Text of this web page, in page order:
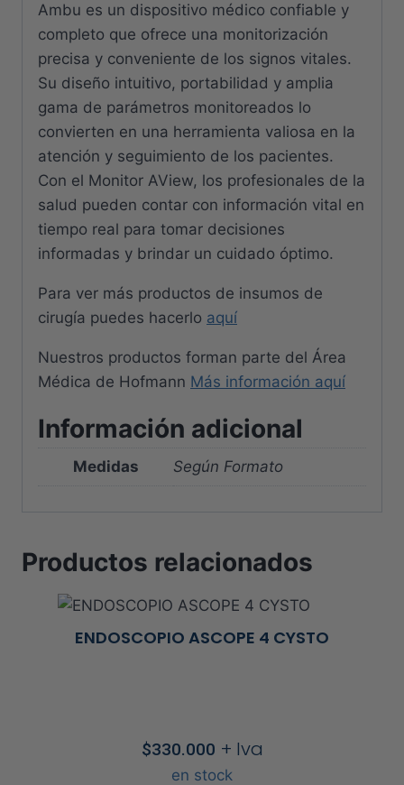
Ambu es un dispositivo médico confiable y
completo que ofrece una monitorización
precisa y conveniente de los signos vitales.
Su diseño intuitivo, portabilidad y amplia
gama de parámetros monitoreados lo
convierten en una herramienta valiosa en la
atención y seguimiento de los pacientes.
Con el Monitor AView, los profesionales de la
salud pueden contar con información vital en
tiempo real para tomar decisiones
informadas y brindar un cuidado óptimo.
Para ver más productos de insumos de
cirugía puedes hacerlo aquí
Nuestros productos forman parte del Área
Médica de Hofmann Más información aquí
Información adicional
Medidas Según Formato
Productos relacionados
ENDOSCOPIO ASCOPE 4 CYSTO
$330.000 + Iva
en stock